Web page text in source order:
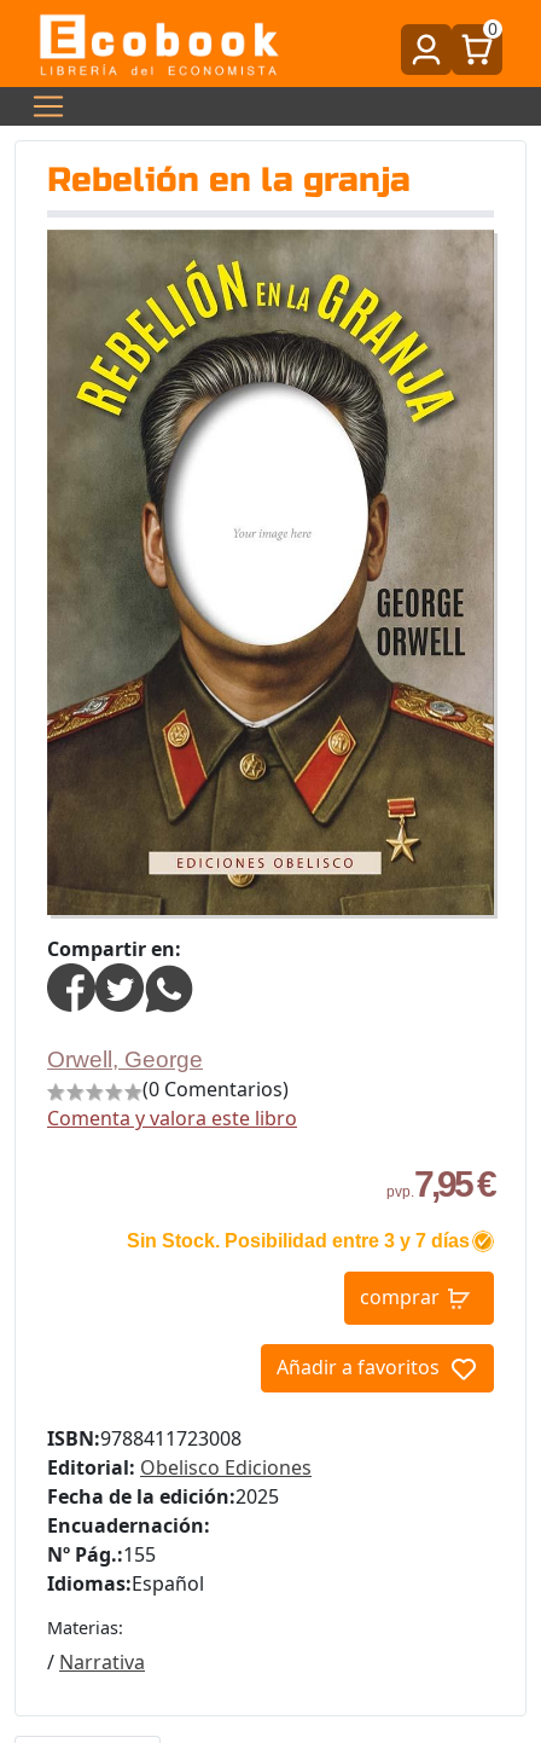
0
Rebelión en la granja
Compartir en:
Orwell, George
(0 Comentarios)
Comenta y valora este libro
pvp.7,95 €
Sin Stock. Posibilidad entre 3 y 7 días
comprar
Añadir a favoritos
ISBN:9788411723008
Editorial: Obelisco Ediciones
Fecha de la edición:2025
Encuadernación:
Nº Pág.:155
Idiomas:Español
Materias:
/ Narrativa